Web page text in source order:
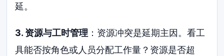
延。
3. 资源与工时管理 ：资源冲突是延期主因。看工
具能否按角色或人员分配工作量？资源是否超